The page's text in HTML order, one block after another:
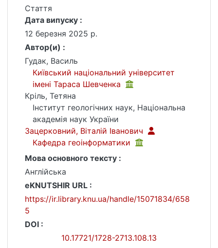
Стаття
Дата випуску :
12 березня 2025 р.
Автор(и) :
Гудак, Василь
Київський національний університет
імені Тараса Шевченка
Кріль, Тетяна
Iнститут геологічних наук, Національна
академія наук України
Зацерковний, Віталій Іванович
Кафедра геоінформатики
Мова основного тексту :
Англійська
eKNUTSHIR URL :
https://ir.library.knu.ua/handle/15071834/658
5
DOI :
10.17721/1728-2713.108.13